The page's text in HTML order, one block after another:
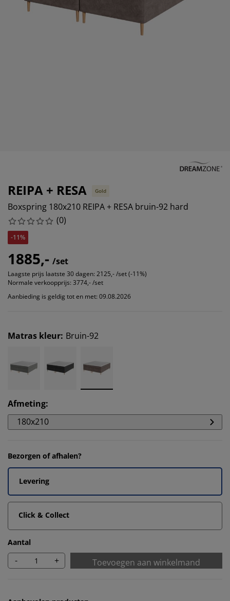
en accessoires
REIPA + RESA Gold
Boxspring 180x210 REIPA + RESA bruin-92 hard
(0)
-11%
1885,- /set
Laagste prijs laatste 30 dagen: 2125,- /set (-11%)
Normale verkoopprijs: 3774,- /set
Aanbieding is geldig tot en met: 09.08.2026
Matras kleur: Bruin-92
Afmeting:
180x210
Bezorgen of afhalen?
Levering
Click & Collect
Aantal
- + Toevoegen aan winkelmand